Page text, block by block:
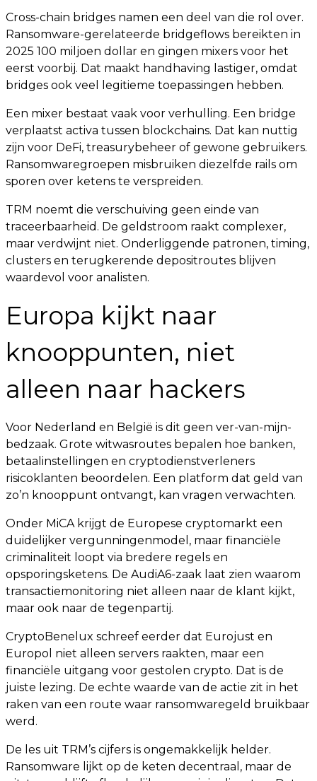
Cross-chain bridges namen een deel van die rol over.
Ransomware-gerelateerde bridgeflows bereikten in
2025 100 miljoen dollar en gingen mixers voor het
eerst voorbij. Dat maakt handhaving lastiger, omdat
bridges ook veel legitieme toepassingen hebben.
Een mixer bestaat vaak voor verhulling. Een bridge
verplaatst activa tussen blockchains. Dat kan nuttig
zijn voor DeFi, treasurybeheer of gewone gebruikers.
Ransomwaregroepen misbruiken diezelfde rails om
sporen over ketens te verspreiden.
TRM noemt die verschuiving geen einde van
traceerbaarheid. De geldstroom raakt complexer,
maar verdwijnt niet. Onderliggende patronen, timing,
clusters en terugkerende depositroutes blijven
waardevol voor analisten.
Europa kijkt naar
knooppunten, niet
alleen naar hackers
Voor Nederland en België is dit geen ver-van-mijn-
bedzaak. Grote witwasroutes bepalen hoe banken,
betaalinstellingen en cryptodienstverleners
risicoklanten beoordelen. Een platform dat geld van
zo’n knooppunt ontvangt, kan vragen verwachten.
Onder MiCA krijgt de Europese cryptomarkt een
duidelijker vergunningenmodel, maar financiële
criminaliteit loopt via bredere regels en
opsporingsketens. De AudiA6-zaak laat zien waarom
transactiemonitoring niet alleen naar de klant kijkt,
maar ook naar de tegenpartij.
CryptoBenelux schreef eerder dat Eurojust en
Europol niet alleen servers raakten, maar een
financiële uitgang voor gestolen crypto. Dat is de
juiste lezing. De echte waarde van de actie zit in het
raken van een route waar ransomwaregeld bruikbaar
werd.
De les uit TRM’s cijfers is ongemakkelijk helder.
Ransomware lijkt op de keten decentraal, maar de